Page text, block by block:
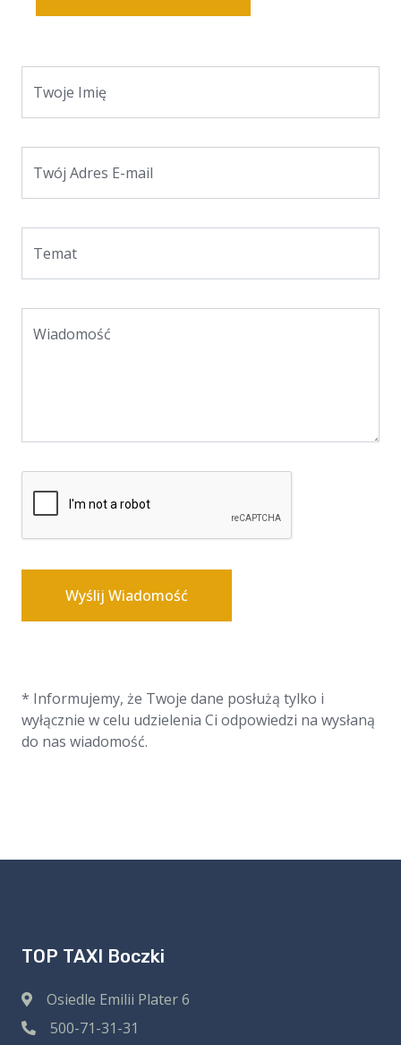
Twoje Imię
Twój Adres E-mail
Temat
Wiadomość
Wyślij Wiadomość
* Informujemy, że Twoje dane posłużą tylko i
wyłącznie w celu udzielenia Ci odpowiedzi na wysłaną
do nas wiadomość.
TOP TAXI Boczki
Osiedle Emilii Plater 6
500-71-31-31